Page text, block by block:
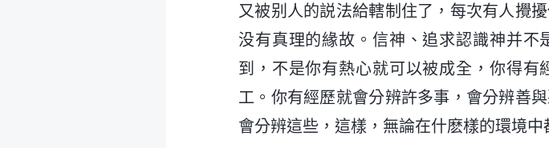
又被别人的説法給轄制住了，每次有人攪
没有真理的緣故。信神、追求認識神并
到，不是你有熱心就可以被成全，你得
工。你有經歷就會分辨許多事，會分辨善
會分辨這些，這樣，無論在什麽樣的環境